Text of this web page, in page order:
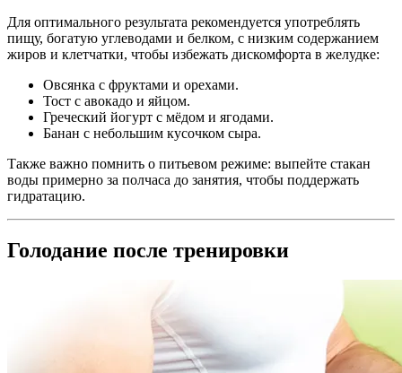
Для оптимального результата рекомендуется употреблять
пищу, богатую углеводами и белком, с низким содержанием
жиров и клетчатки, чтобы избежать дискомфорта в желудке:
Овсянка с фруктами и орехами.
Тост с авокадо и яйцом.
Греческий йогурт с мёдом и ягодами.
Банан с небольшим кусочком сыра.
Также важно помнить о питьевом режиме: выпейте стакан
воды примерно за полчаса до занятия, чтобы поддержать
гидратацию.
Голодание после тренировки